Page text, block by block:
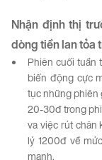
Nhận định thị
dòngtiềnlantỏa
Phiên cuối tuần
biến động cực
tục những phiên
20-30đ trong
va việc rút chân
lý 1200đ về
mạnh.